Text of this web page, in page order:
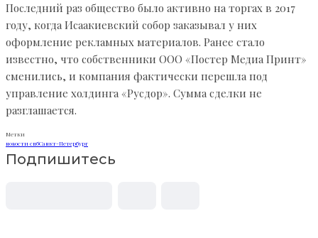
Последний раз общество было активно на торгах в 2017
году, когда Исаакиевский собор заказывал у них
оформление рекламных материалов. Ранее стало
известно, что собственники ООО «Постер Медиа Принт»
сменились, и компания фактически перешла под
управление холдинга «Русдор». Сумма сделки не
разглашается.
Метки
новости спбСанкт-Петербург
Подпишитесь